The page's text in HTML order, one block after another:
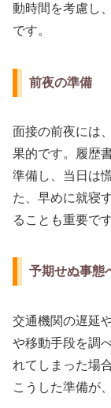
動時間を考慮し
です。
前夜の準備
面接の前夜には
果的です。履歴
準備し、当日は
た、早めに就寝
ることも重要です
予期せぬ事態
交通機関の遅延
や移動手段を調
れてしまった場
こうした準備が